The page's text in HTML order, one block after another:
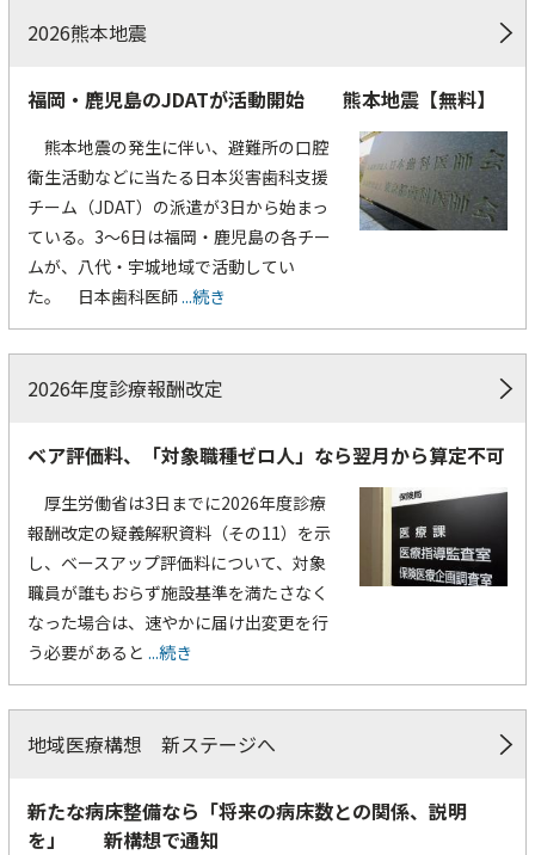
2026熊本地震
福岡・鹿児島のJDATが活動開始 熊本地震【無料】
熊本地震の発生に伴い、避難所の口腔
衛生活動などに当たる日本災害歯科支援
チーム（JDAT）の派遣が3日から始まっ
ている。3～6日は福岡・鹿児島の各チー
ムが、八代・宇城地域で活動してい
た。 日本歯科医師...続き
2026年度診療報酬改定
ベア評価料、「対象職種ゼロ人」なら翌月から算定不可
厚生労働省は3日までに2026年度診療
報酬改定の疑義解釈資料（その11）を示
し、ベースアップ評価料について、対象
職員が誰もおらず施設基準を満たさなく
なった場合は、速やかに届け出変更を行
う必要があると ...続き
地域医療構想 新ステージへ
新たな病床整備なら「将来の病床数との関係、説明
を」 新構想で通知